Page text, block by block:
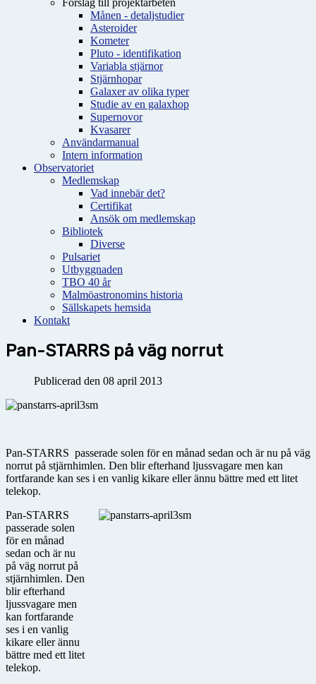
Förslag till projektarbeten
Månen - detaljstudier
Asteroider
Kometer
Pluto - identifikation
Variabla stjärnor
Stjärnhopar
Galaxer av olika typer
Studie av en galaxhop
Supernovor
Kvasarer
Användarmanual
Intern information
Observatoriet
Medlemskap
Vad innebär det?
Certifikat
Ansök om medlemskap
Bibliotek
Diverse
Pulsariet
Utbyggnaden
TBO 40 år
Malmöastronomins historia
Sällskapets hemsida
Kontakt
Pan-STARRS på väg norrut
Publicerad den 08 april 2013
Pan-STARRS passerade solen för en månad sedan och är nu på väg
norrut på stjärnhimlen. Den blir efterhand ljussvagare men kan
fortfarande kan ses i en vanlig kikare eller ännu bättre med ett litet
telekop.
Pan-STARRS
passerade solen
för en månad
sedan och är nu
på väg norrut på
stjärnhimlen. Den
blir efterhand
ljussvagare men
kan fortfarande
ses i en vanlig
kikare eller ännu
bättre med ett litet
telekop.